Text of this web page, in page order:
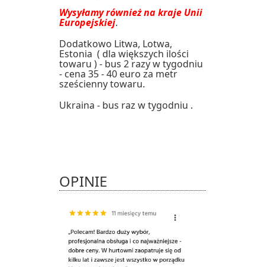
Wysyłamy również na kraje Unii
Europejskiej.
Dodatkowo Litwa, Lotwa,
Estonia ( dla większych ilości
towaru ) - bus 2 razy w tygodniu
- cena 35 - 40 euro za metr
sześcienny towaru.
Ukraina - bus raz w tygodniu .
OPINIE